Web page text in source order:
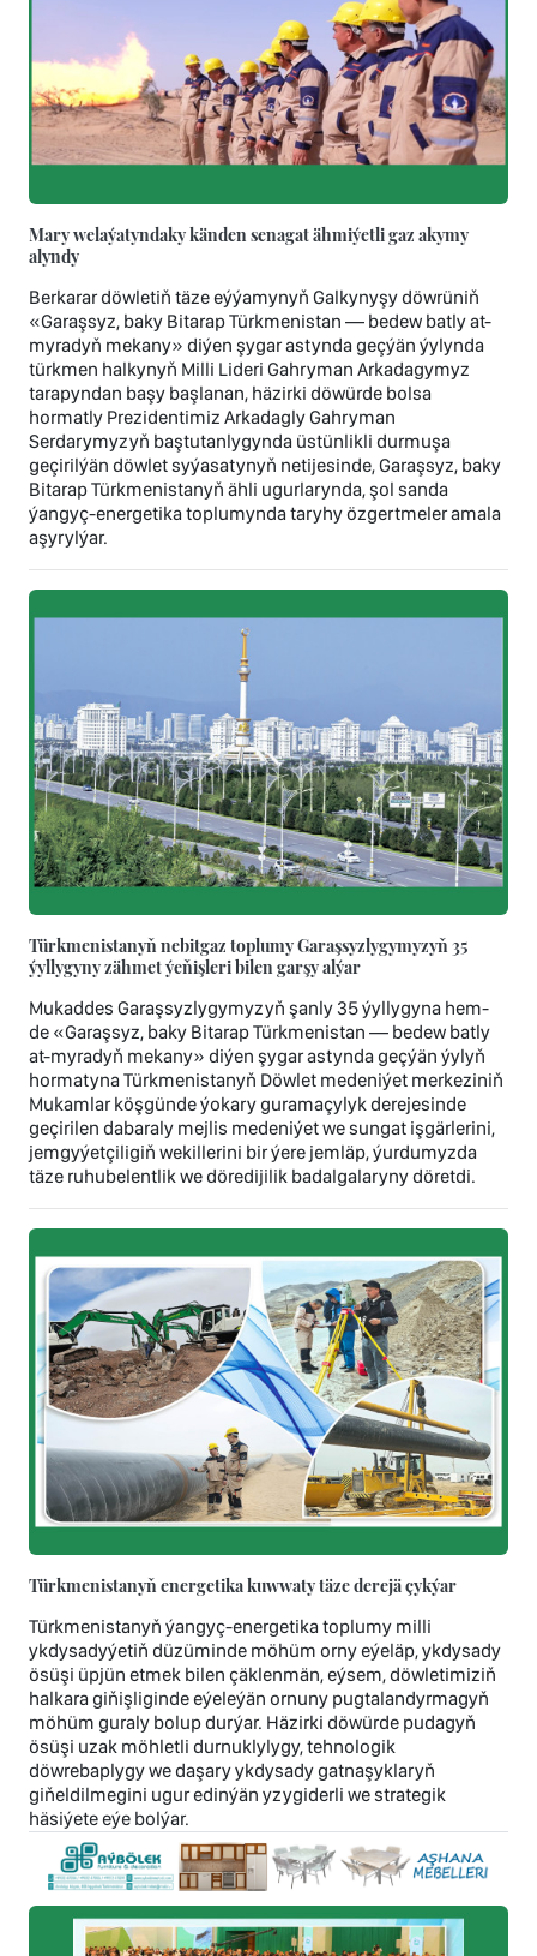
Mary welaýatyndaky känden senagat ähmiýetli gaz akymy
alyndy
Berkarar döwletiň täze eýýamynyň Galkynyşy döwrüniň
«Garaşsyz, baky Bitarap Türkmenistan — bedew batly at-
myradyň mekany» diýen şygar astynda geçýän ýylynda
türkmen halkynyň Milli Lideri Gahryman Arkadagymyz
tarapyndan başy başlanan, häzirki döwürde bolsa
hormatly Prezidentimiz Arkadagly Gahryman
Serdarymyzyň baştutanlygynda üstünlikli durmuşa
geçirilýän döwlet syýasatynyň netijesinde, Garaşsyz, baky
Bitarap Türkmenistanyň ähli ugurlarynda, şol sanda
ýangyç-energetika toplumynda taryhy özgertmeler amala
aşyrylýar.
Türkmenistanyň nebitgaz toplumy Garaşsyzlygymyzyň 35
ýyllygyny zähmet ýeňişleri bilen garşy alýar
Mukaddes Garaşsyzlygymyzyň şanly 35 ýyllygyna hem-
de «Garaşsyz, baky Bitarap Türkmenistan — bedew batly
at-myradyň mekany» diýen şygar astynda geçýän ýylyň
hormatyna Türkmenistanyň Döwlet medeniýet merkeziniň
Mukamlar köşgünde ýokary guramaçylyk derejesinde
geçirilen dabaraly mejlis medeniýet we sungat işgärlerini,
jemgyýetçiligiň wekillerini bir ýere jemläp, ýurdumyzda
täze ruhubelentlik we döredijilik badalgalaryny döretdi.
Türkmenistanyň energetika kuwwaty täze derejä çykýar
Türkmenistanyň ýangyç-energetika toplumy milli
ykdysadyýetiň düzüminde möhüm orny eýeläp, ykdysady
ösüşi üpjün etmek bilen çäklenmän, eýsem, döwletimiziň
halkara giňişliginde eýeleýän ornuny pugtalandyrmagyň
möhüm guraly bolup durýar. Häzirki döwürde pudagyň
ösüşi uzak möhletli durnuklylygy, tehnologik
döwrebaplygy we daşary ykdysady gatnaşyklaryň
giňeldilmegini ugur edinýän yzygiderli we strategik
häsiýete eýe bolýar.